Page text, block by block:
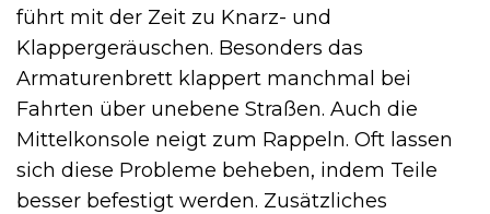
führt mit der Zeit zu Knarz- und
Klappergeräuschen. Besonders das
Armaturenbrett klappert manchmal bei
Fahrten über unebene Straßen. Auch die
Mittelkonsole neigt zum Rappeln. Oft lassen
sich diese Probleme beheben, indem Teile
besser befestigt werden. Zusätzliches